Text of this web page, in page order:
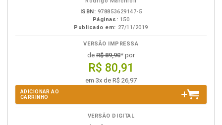
ISBN: 978853629147-5
Páginas: 150
Publicado em: 27/11/2019
VERSÃO IMPRESSA
de R$ 89,90* por
R$ 80,91
em 3x de R$ 26,97
ADICIONAR AO
CARRINHO
VERSÃO DIGITAL